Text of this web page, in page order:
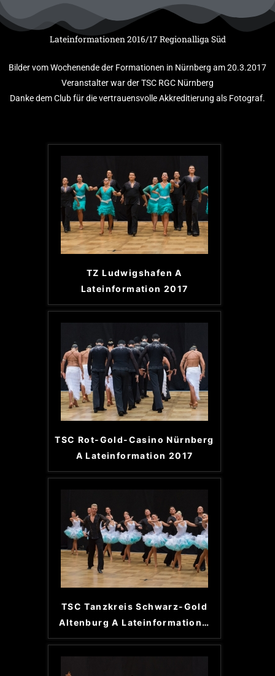
Inhalt
Lateinformationen 2016/17 Regionalliga Süd
Bilder vom Wochenende der Formationen in Nürnberg am 20.3.2017
Veranstalter war der TSC RGC Nürnberg
Danke dem Club für die vertrauensvolle Akkreditierung als Fotograf.
TZ Ludwigshafen A
Lateinformation 2017
TSC Rot-Gold-Casino Nürnberg
A Lateinformation 2017
TSC Tanzkreis Schwarz-Gold
Altenburg A Lateinformation…